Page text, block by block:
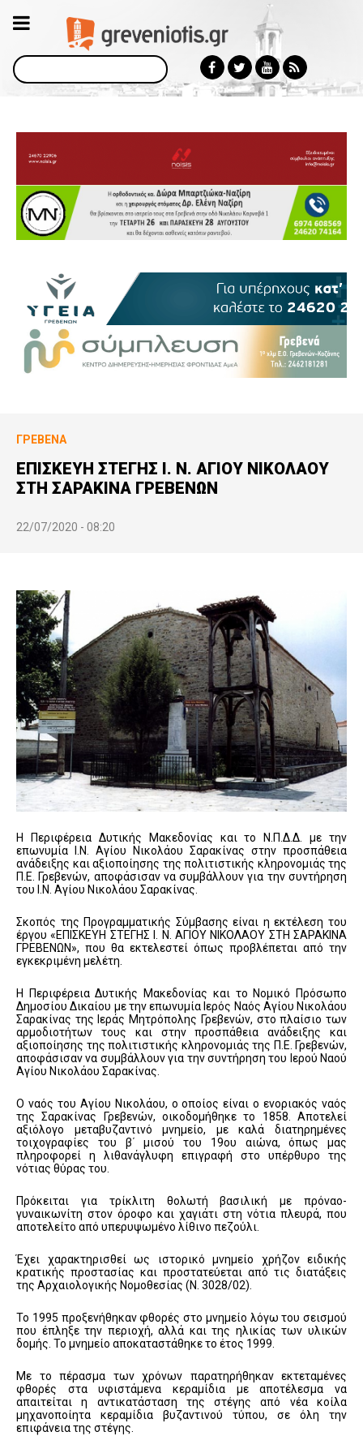
Αναζήτηση
ΓΡΕΒΕΝΆ
ΕΠΙΣΚΕΥΗ ΣΤΕΓΗΣ Ι. Ν. ΑΓΙΟΥ ΝΙΚΟΛΑΟΥ
ΣΤΗ ΣΑΡΑΚΙΝΑ ΓΡΕΒΕΝΩΝ
22/07/2020 - 08:20
Η Περιφέρεια Δυτικής Μακεδονίας και το Ν.Π.Δ.Δ. με την
επωνυμία Ι.Ν. Αγίου Νικολάου Σαρακίνας στην προσπάθεια
ανάδειξης και αξιοποίησης της πολιτιστικής κληρονομιάς της
Π.Ε. Γρεβενών, αποφάσισαν να συμβάλλουν για την συντήρηση
του Ι.Ν. Αγίου Νικολάου Σαρακίνας.
Σκοπός της Προγραμματικής Σύμβασης είναι η εκτέλεση του
έργου «ΕΠΙΣΚΕΥΗ ΣΤΕΓΗΣ Ι. Ν. ΑΓΙΟΥ ΝΙΚΟΛΑΟΥ ΣΤΗ ΣΑΡΑΚΙΝΑ
ΓΡΕΒΕΝΩΝ», που θα εκτελεστεί όπως προβλέπεται από την
εγκεκριμένη μελέτη.
Η Περιφέρεια Δυτικής Μακεδονίας και το Νομικό Πρόσωπο
Δημοσίου Δικαίου με την επωνυμία Ιερός Ναός Αγίου Νικολάου
Σαρακίνας της Ιεράς Μητρόπολης Γρεβενών, στo πλαίσιο των
αρμοδιοτήτων τους και στην προσπάθεια ανάδειξης και
αξιοποίησης της πολιτιστικής κληρονομιάς της Π.Ε. Γρεβενών,
αποφάσισαν να συμβάλλουν για την συντήρηση του Ιερού Ναού
Αγίου Νικολάου Σαρακίνας.
Ο ναός του Αγίου Νικολάου, ο οποίος είναι ο ενοριακός ναός
της Σαρακίνας Γρεβενών, οικοδομήθηκε το 1858. Αποτελεί
αξιόλογο μεταβυζαντινό μνημείο, με καλά διατηρημένες
τοιχογραφίες του β΄ μισού του 19ου αιώνα, όπως μας
πληροφορεί η λιθανάγλυφη επιγραφή στο υπέρθυρο της
νότιας θύρας του.
Πρόκειται για τρίκλιτη θολωτή βασιλική με πρόναο-
γυναικωνίτη στον όροφο και χαγιάτι στη νότια πλευρά, που
αποτελείτο από υπερυψωμένο λίθινο πεζούλι.
Έχει χαρακτηρισθεί ως ιστορικό μνημείο χρήζον ειδικής
κρατικής προστασίας και προστατεύεται από τις διατάξεις
της Αρχαιολογικής Νομοθεσίας (Ν. 3028/02).
Το 1995 προξενήθηκαν φθορές στο μνημείο λόγω του σεισμού
που έπληξε την περιοχή, αλλά και της ηλικίας των υλικών
δομής. Το μνημείο αποκαταστάθηκε το έτος 1999.
Με το πέρασμα των χρόνων παρατηρήθηκαν εκτεταμένες
φθορές στα υφιστάμενα κεραμίδια με αποτέλεσμα να
απαιτείται η αντικατάσταση της στέγης από νέα κοίλα
μηχανοποίητα κεραμίδια βυζαντινού τύπου, σε όλη την
επιφάνεια της στέγης.